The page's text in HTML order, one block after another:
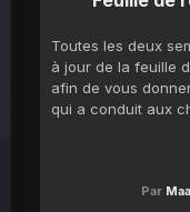
Toutes les deux
à jour de la feuille
afin de vous
qui a conduit aux
Par